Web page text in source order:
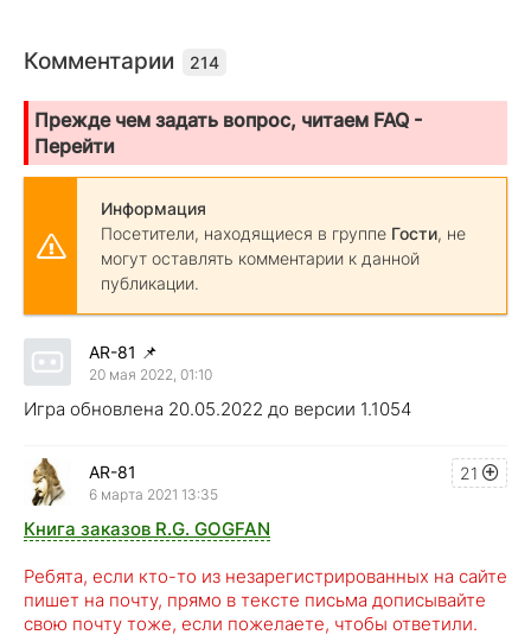
Комментарии 214
Прежде чем задать вопрос, читаем FAQ -
Перейти
Информация
Посетители, находящиеся в группе Гости, не
могут оставлять комментарии к данной
публикации.
AR-81 📌
20 мая 2022, 01:10
Игра обновлена 20.05.2022 до версии 1.1054
21
AR-81
6 марта 2021 13:35
Книга заказов R.G. GOGFAN
Ребята, если кто-то из незарегистрированных на сайте
пишет на почту, прямо в тексте письма дописывайте
свою почту тоже, если пожелаете, чтобы ответили.